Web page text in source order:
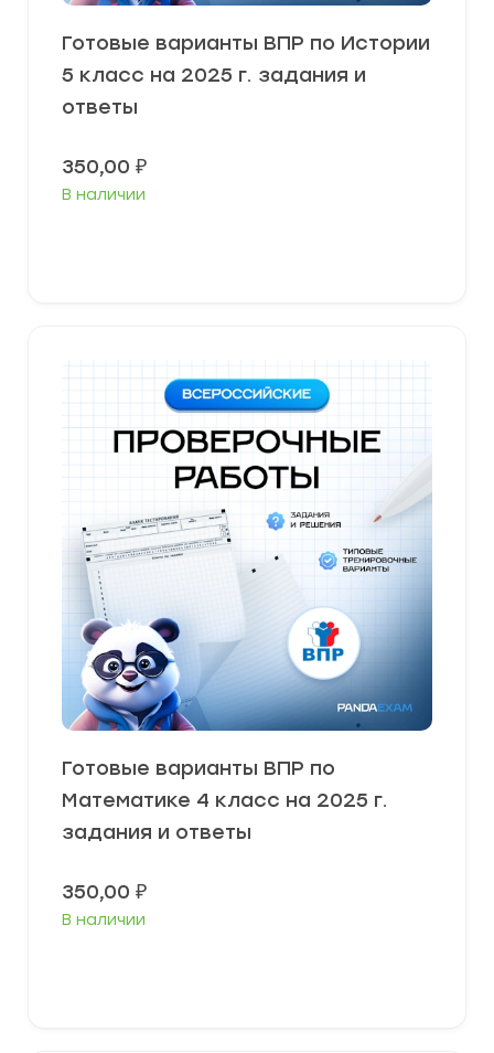
Готовые варианты ВПР по Истории
5 класс на 2025 г. задания и
ответы
350,00 ₽
В наличии
Готовые варианты ВПР по
Математике 4 класс на 2025 г.
задания и ответы
350,00 ₽
В наличии